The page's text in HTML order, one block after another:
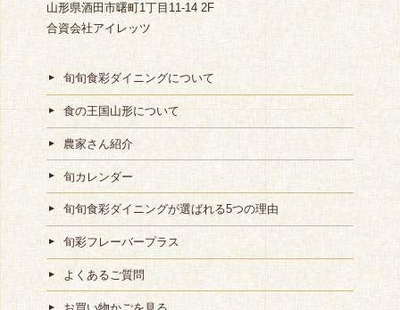
山形県酒田市曙町1丁目11-14 2F
合資会社アイレッツ
旬旬食彩ダイニングについて
食の王国山形について
農家さん紹介
旬カレンダー
旬旬食彩ダイニングが選ばれる5つの理由
旬彩フレーバープラス
よくあるご質問